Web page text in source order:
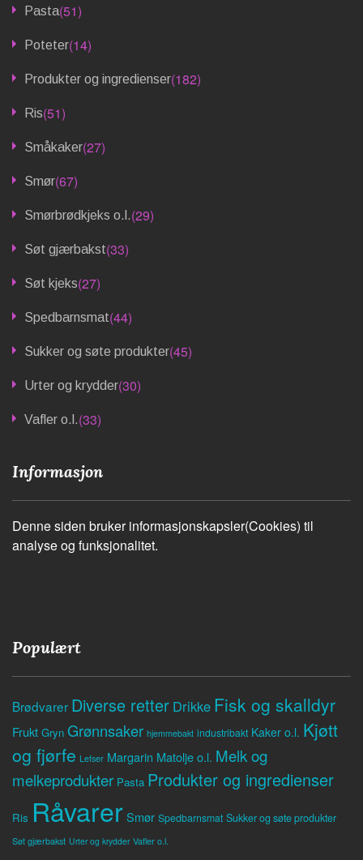
Pasta(51)
Poteter(14)
Produkter og ingredienser(182)
Ris(51)
Småkaker(27)
Smør(67)
Smørbrødkjeks o.l.(29)
Søt gjærbakst(33)
Søt kjeks(27)
Spedbarnsmat(44)
Sukker og søte produkter(45)
Urter og krydder(30)
Vafler o.l.(33)
Informasjon
Denne siden bruker informasjonskapsler(Cookies) til
analyse og funksjonalitet.
Populært
Brødvarer Diverse retter Drikke Fisk og skalldyr
Frukt Gryn Grønnsaker hjemmebakt industribakt Kaker o.l. Kjøtt
og fjørfe Lefser Margarin Matolje o.l. Melk og
melkeprodukter Pasta Produkter og ingredienser
Ris RåvarerSmør Spedbarnsmat Sukker og søte produkter
Søt gjærbakst Urter og krydder Vafler o.l.